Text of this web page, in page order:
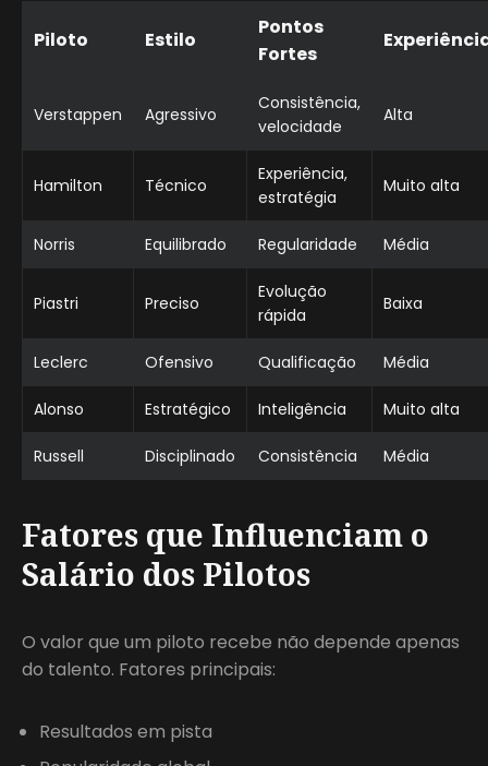
Piloto Estilo
Pontos
Fortes
Verstappen Agressivo
Consistência,
velocidade
Alta
Hamilton Técnico
Experiência,
estratégia
Muito alta
Norris Equilibrado Regularidade Média
Piastri Preciso
Evolução
rápida
Baixa
Leclerc Ofensivo Qualificação Média
Alonso Estratégico Inteligência Muito alta
Russell Disciplinado Consistência Média
Fatores que Influenciam o
Salário dos Pilotos
O valor que um piloto recebe não depende apenas
do talento. Fatores principais:
Resultados em pista